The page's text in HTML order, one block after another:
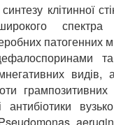
клітинної
спектра
патогенних